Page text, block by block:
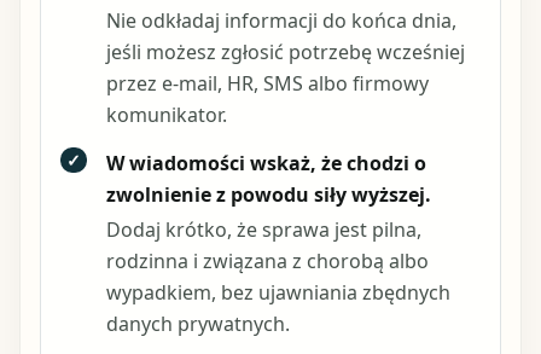
Nie odkładaj informacji do końca dnia,
jeśli możesz zgłosić potrzebę wcześniej
przez e-mail, HR, SMS albo firmowy
komunikator.
✓
W wiadomości wskaż, że chodzi o
zwolnienie z powodu siły wyższej.
Dodaj krótko, że sprawa jest pilna,
rodzinna i związana z chorobą albo
wypadkiem, bez ujawniania zbędnych
danych prywatnych.